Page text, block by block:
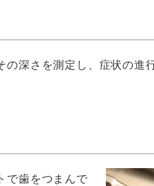
深さを測定し、症状の進
で歯をつまんで